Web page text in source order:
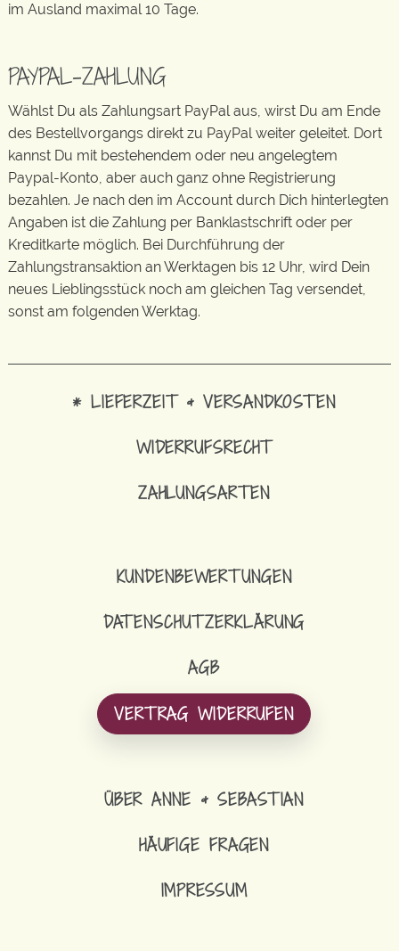
im Ausland maximal 10 Tage.
PAYPAL-ZAHLUNG
Wählst Du als Zahlungsart PayPal aus, wirst Du am Ende
des Bestellvorgangs direkt zu PayPal weiter geleitet. Dort
kannst Du mit bestehendem oder neu angelegtem
Paypal-Konto, aber auch ganz ohne Registrierung
bezahlen. Je nach den im Account durch Dich hinterlegten
Angaben ist die Zahlung per Banklastschrift oder per
Kreditkarte möglich. Bei Durchführung der
Zahlungstransaktion an Werktagen bis 12 Uhr, wird Dein
neues Lieblingsstück noch am gleichen Tag versendet,
sonst am folgenden Werktag.
* LIEFERZEIT & VERSANDKOSTEN
WIDERRUFSRECHT
ZAHLUNGSARTEN
KUNDENBEWERTUNGEN
DATENSCHUTZERKLÄRUNG
AGB
VERTRAG WIDERRUFEN
ÜBER ANNE & SEBASTIAN
HÄUFIGE FRAGEN
IMPRESSUM